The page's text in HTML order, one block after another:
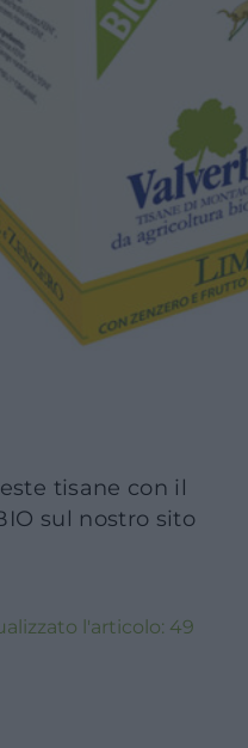
tisane con il
sul nostro sito
49